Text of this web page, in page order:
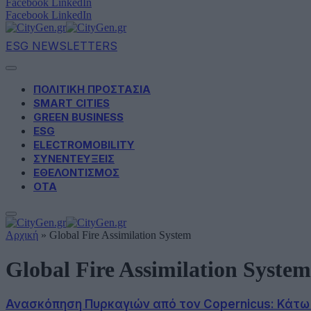
Facebook LinkedIn
Facebook LinkedIn
ESG NEWSLETTERS
ΠΟΛΙΤΙΚΗ ΠΡΟΣΤΑΣΙΑ
SMART CITIES
GREEN BUSINESS
ESG
ELECTROMOBILITY
ΣΥΝΕΝΤΕΥΞΕΙΣ
ΕΘΕΛΟΝΤΙΣΜΟΣ
ΟΤΑ
Αρχική » Global Fire Assimilation System
Global Fire Assimilation System
Ανασκόπηση Πυρκαγιών από τον Copernicus: Κάτω